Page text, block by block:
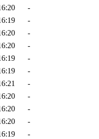
-
-
-
-
-
-
-
-
-
-
-